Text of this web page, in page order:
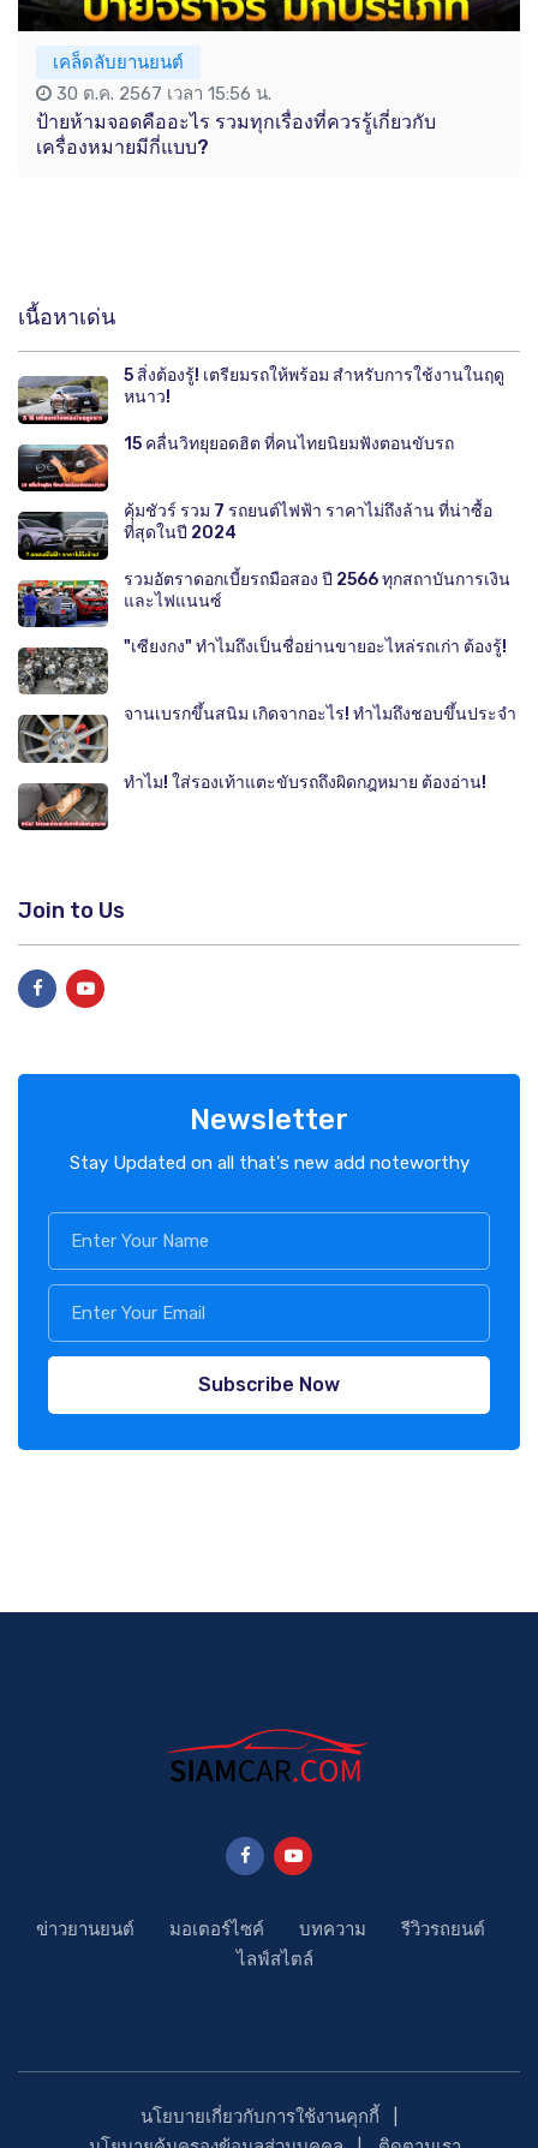
เคล็ดลับยานยนต์
30 ต.ค. 2567 เวลา 15:56 น.
ป้ายห้ามจอดคืออะไร รวมทุกเรื่องที่ควรรู้เกี่ยวกับ
เครื่องหมายมีกี่แบบ?
เนื้อหาเด่น
5 สิ่งต้องรู้! เตรียมรถให้พร้อม สำหรับการใช้งานในฤดู
หนาว!
15 คลื่นวิทยุยอดฮิต ที่คนไทยนิยมฟังตอนขับรถ
คุ้มชัวร์ รวม 7 รถยนต์ไฟฟ้า ราคาไม่ถึงล้าน ที่น่าซื้อ
ที่สุดในปี 2024
รวมอัตราดอกเบี้ยรถมือสอง ปี 2566 ทุกสถาบันการเงิน
และไฟแนนซ์
"เซียงกง" ทำไมถึงเป็นชื่อย่านขายอะไหล่รถเก่า ต้องรู้!
จานเบรกขึ้นสนิม เกิดจากอะไร! ทำไมถึงชอบขึ้นประจำ
ทำไม! ใส่รองเท้าแตะขับรถถึงผิดกฎหมาย ต้องอ่าน!
Join to Us
Newsletter
Stay Updated on all that's new add noteworthy
Subscribe Now
ข่าวยานยนต์ มอเตอร์ไซค์ บทความ
รีวิวรถยนต์
ไลฟ์สไตล์
นโยบายเกี่ยวกับการใช้งานคุกกี้